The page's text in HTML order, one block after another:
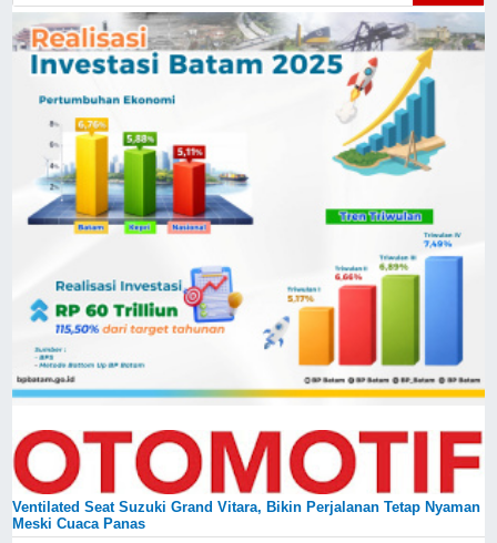
Ventilated Seat Suzuki Grand Vitara, Bikin Perjalanan Tetap Nyaman
Meski Cuaca Panas